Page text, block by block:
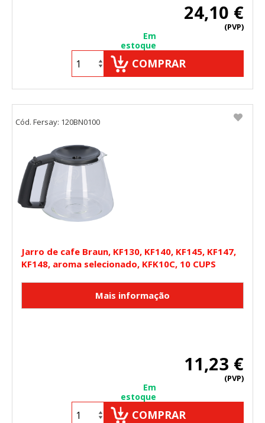
24,10 €
(PVP)
Em
estoque
COMPRAR
Jarro de cafe Braun, KF130, KF140, KF145, KF147,
KF148, aroma selecionado, KFK10C, 10 CUPS
11,23 €
(PVP)
Em
estoque
COMPRAR
Cód. Fersay: 120BN0100